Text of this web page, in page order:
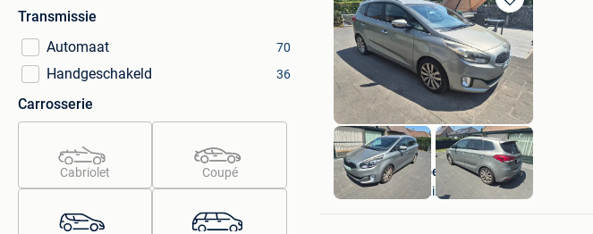
Transmissie
Automaat
70
Handgeschakeld 36
Carrosserie
Cabriolet Coupé
Bewaren
in
Mijn
Favorieten
Autobedrijf Gebroeders
Sint-Niklaas